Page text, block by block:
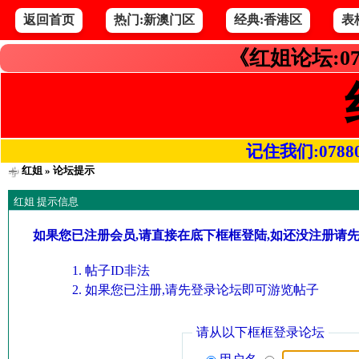
返回首页 热门:新澳门区 经典:香港区 表
《红姐论坛
记住我们
红姐» 论坛提示
红姐 提示信息
如果您已注册会员,请直接在底下框框登陆,如还没注册请
帖子ID非法
如果您已注册,请先登录论坛即可游览帖子
请从以下框框登录论坛